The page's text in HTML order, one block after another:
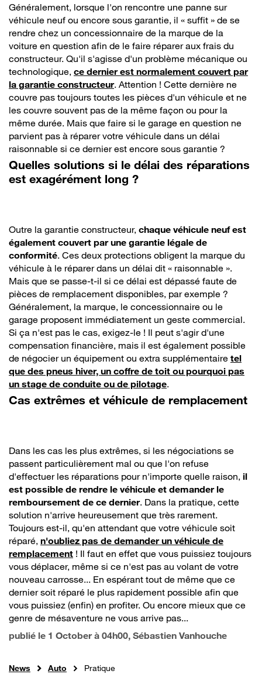
Généralement, lorsque l'on rencontre une panne sur
véhicule neuf ou encore sous garantie, il « suffit » de se
rendre chez un concessionnaire de la marque de la
voiture en question afin de le faire réparer aux frais du
constructeur. Qu'il s'agisse d'un problème mécanique ou
technologique, ce dernier est normalement couvert par
la garantie constructeur. Attention ! Cette dernière ne
couvre pas toujours toutes les pièces d'un véhicule et ne
les couvre souvent pas de la même façon ou pour la
même durée. Mais que faire si le garage en question ne
parvient pas à réparer votre véhicule dans un délai
raisonnable si ce dernier est encore sous garantie ?
Quelles solutions si le délai des réparations
est exagérément long ?
Outre la garantie constructeur, chaque véhicule neuf est
également couvert par une garantie légale de
conformité. Ces deux protections obligent la marque du
véhicule à le réparer dans un délai dit « raisonnable ».
Mais que se passe-t-il si ce délai est dépassé faute de
pièces de remplacement disponibles, par exemple ?
Généralement, la marque, le concessionnaire ou le
garage proposent immédiatement un geste commercial.
Si ça n'est pas le cas, exigez-le ! Il peut s'agir d'une
compensation financière, mais il est également possible
de négocier un équipement ou extra supplémentaire tel
que des pneus hiver, un coffre de toit ou pourquoi pas
un stage de conduite ou de pilotage.
Cas extrêmes et véhicule de remplacement
Dans les cas les plus extrêmes, si les négociations se
passent particulièrement mal ou que l'on refuse
d'effectuer les réparations pour n'importe quelle raison, il
est possible de rendre le véhicule et demander le
remboursement de ce dernier. Dans la pratique, cette
solution n'arrive heureusement que très rarement.
Toujours est-il, qu'en attendant que votre véhicule soit
réparé, n'oubliez pas de demander un véhicule de
remplacement ! Il faut en effet que vous puissiez toujours
vous déplacer, même si ce n'est pas au volant de votre
nouveau carrosse... En espérant tout de même que ce
dernier soit réparé le plus rapidement possible afin que
vous puissiez (enfin) en profiter. Ou encore mieux que ce
genre de mésaventure ne vous arrive pas...
publié le 1 October à 04h00, Sébastien Vanhouche
News Auto Pratique